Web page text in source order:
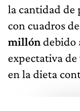
la cantidad de
con cuadros
millón debido
expectativa
en la dieta